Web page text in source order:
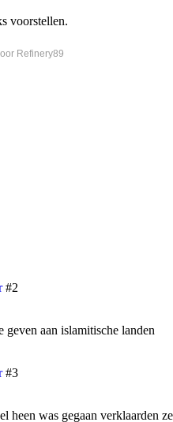
voorstellen.
Refinery89
#2
geven aan islamitische landen
#3
heen was gegaan verklaarden ze